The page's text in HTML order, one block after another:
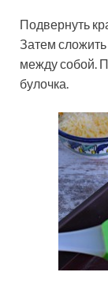
Подвернуть
Затем
между собой.
булочка.